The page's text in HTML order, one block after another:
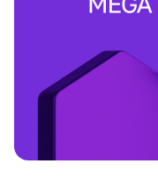
Кызматтар
Компания